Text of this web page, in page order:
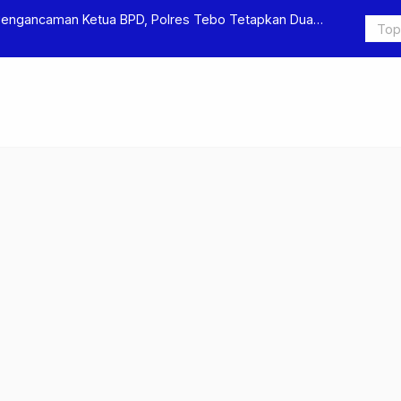
Ketua BPD, Polres Tebo Tetapkan Dua
Polres